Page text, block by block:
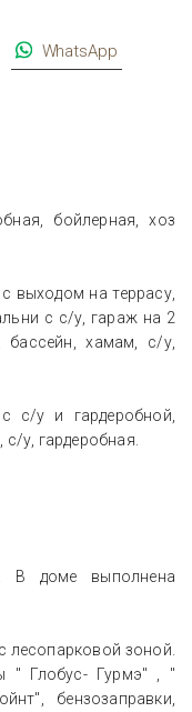
WhatsApp
бойлерная, хоз
выходом на террасу,
с с/у, гараж на 2
хамам, с/у,
с/у и гардеробной,
у, гардеробная.
В доме выполнена
лесопарковой зоной.
" Глобус- Гурмэ" , "
бензозаправки,